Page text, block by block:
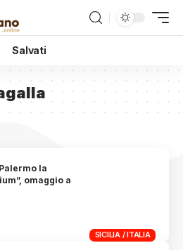
Salvati
SICILIA / ITALIA
la
omaggio a